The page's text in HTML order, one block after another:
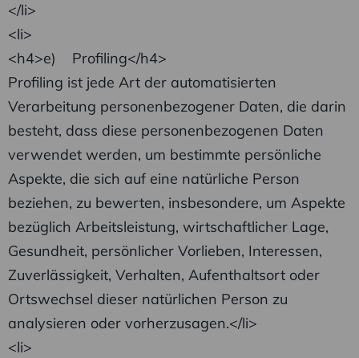
</li>
<li>
<h4>e) Profiling</h4>
Profiling ist jede Art der automatisierten
Verarbeitung personenbezogener Daten, die darin
besteht, dass diese personenbezogenen Daten
verwendet werden, um bestimmte persönliche
Aspekte, die sich auf eine natürliche Person
beziehen, zu bewerten, insbesondere, um Aspekte
bezüglich Arbeitsleistung, wirtschaftlicher Lage,
Gesundheit, persönlicher Vorlieben, Interessen,
Zuverlässigkeit, Verhalten, Aufenthaltsort oder
Ortswechsel dieser natürlichen Person zu
analysieren oder vorherzusagen.</li>
<li>